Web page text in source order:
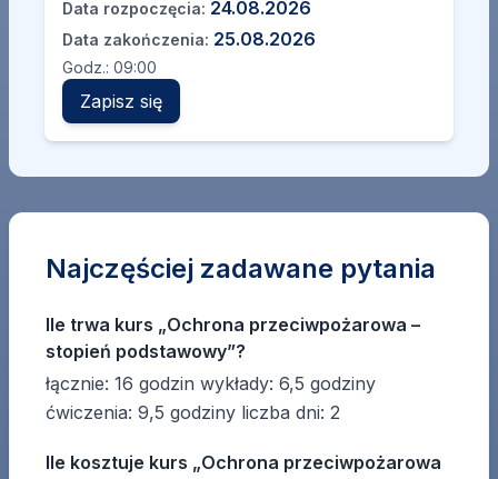
Data rozpoczęcia: 24.08.2026
Data zakończenia: 25.08.2026
Godz.: 09:00
Zapisz się
Najczęściej zadawane pytania
Ile trwa kurs „Ochrona przeciwpożarowa –
stopień podstawowy”?
łącznie: 16 godzin wykłady: 6,5 godziny
ćwiczenia: 9,5 godziny liczba dni: 2
Ile kosztuje kurs „Ochrona przeciwpożarowa